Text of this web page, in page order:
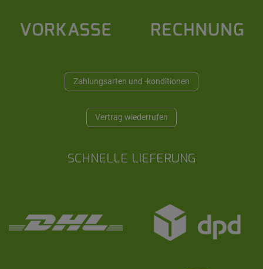
Zahlungsarten und -konditionen
Vertrag wiederrufen
SCHNELLE LIEFERUNG